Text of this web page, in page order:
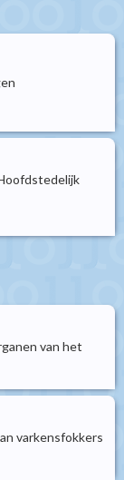
van het
varkensfokkers